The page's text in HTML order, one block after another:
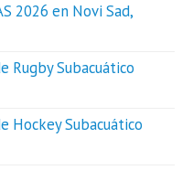
2026 en Novi Sad,
Rugby Subacuático
Hockey Subacuático